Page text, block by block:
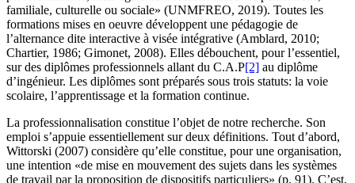
familiale, culturelle ou sociale» (UNMFREO, 2019). Toutes les
formations mises en oeuvre développent une pédagogie de
l’alternance dite interactive à visée intégrative (Amblard, 2010;
Chartier, 1986; Gimonet, 2008). Elles débouchent, pour l’essentiel,
sur des diplômes professionnels allant du C.A.P[2] au diplôme
d’ingénieur. Les diplômes sont préparés sous trois statuts: la voie
scolaire, l’apprentissage et la formation continue.
La professionnalisation constitue l’objet de notre recherche. Son
emploi s’appuie essentiellement sur deux définitions. Tout d’abord,
Wittorski (2007) considère qu’elle constitue, pour une organisation,
une intention «de mise en mouvement des sujets dans les systèmes
de travail par la proposition de dispositifs particuliers» (p. 91). C’est,